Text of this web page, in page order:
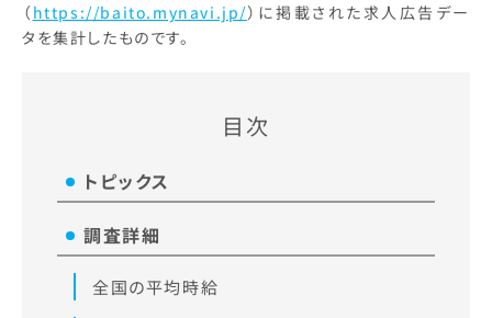
（ https://baito.mynavi.jp/）に掲載された求人広告デー
タを集計したものです。
目次
トピックス
調査詳細
全国の平均時給